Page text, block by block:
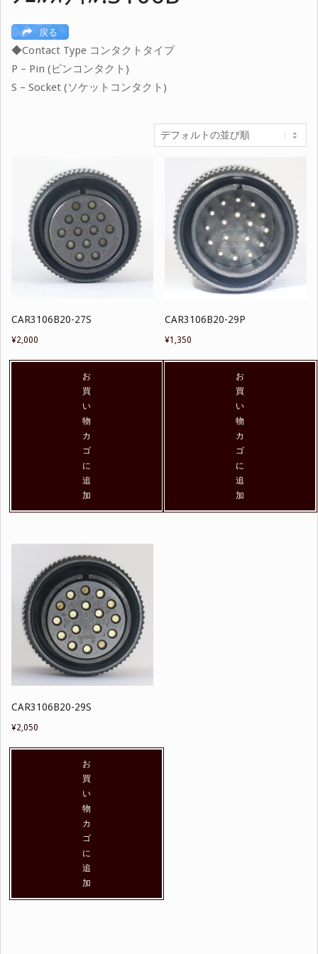
戻る
◆Contact Type コンタクトタイプ
P – Pin (ピンコンタクト)
S – Socket (ソケットコンタクト)
CAR3106B20-27S
¥2,000
お
買
い
物
カ
ゴ
に
追
加
CAR3106B20-29P
¥1,350
お
買
い
物
カ
ゴ
に
追
加
CAR3106B20-29S
¥2,050
お
買
い
物
カ
ゴ
に
追
加